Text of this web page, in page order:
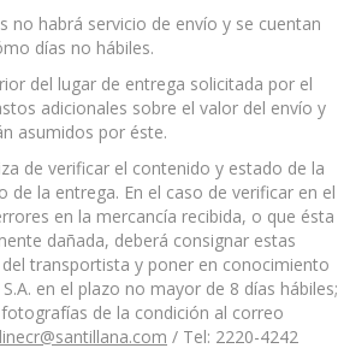
no habrá servicio de envío y se cuentan
días no hábiles.
del lugar de entrega solicitada por el
adicionales sobre el valor del envío y
asumidos por éste.
de verificar el contenido y estado de la
de la entrega. En el caso de verificar en el
en la mercancía recibida, o que ésta
dañada, deberá consignar estas
transportista y poner en conocimiento
en el plazo no mayor de 8 días hábiles;
de la condición al correo
/ Tel: 2220-4242